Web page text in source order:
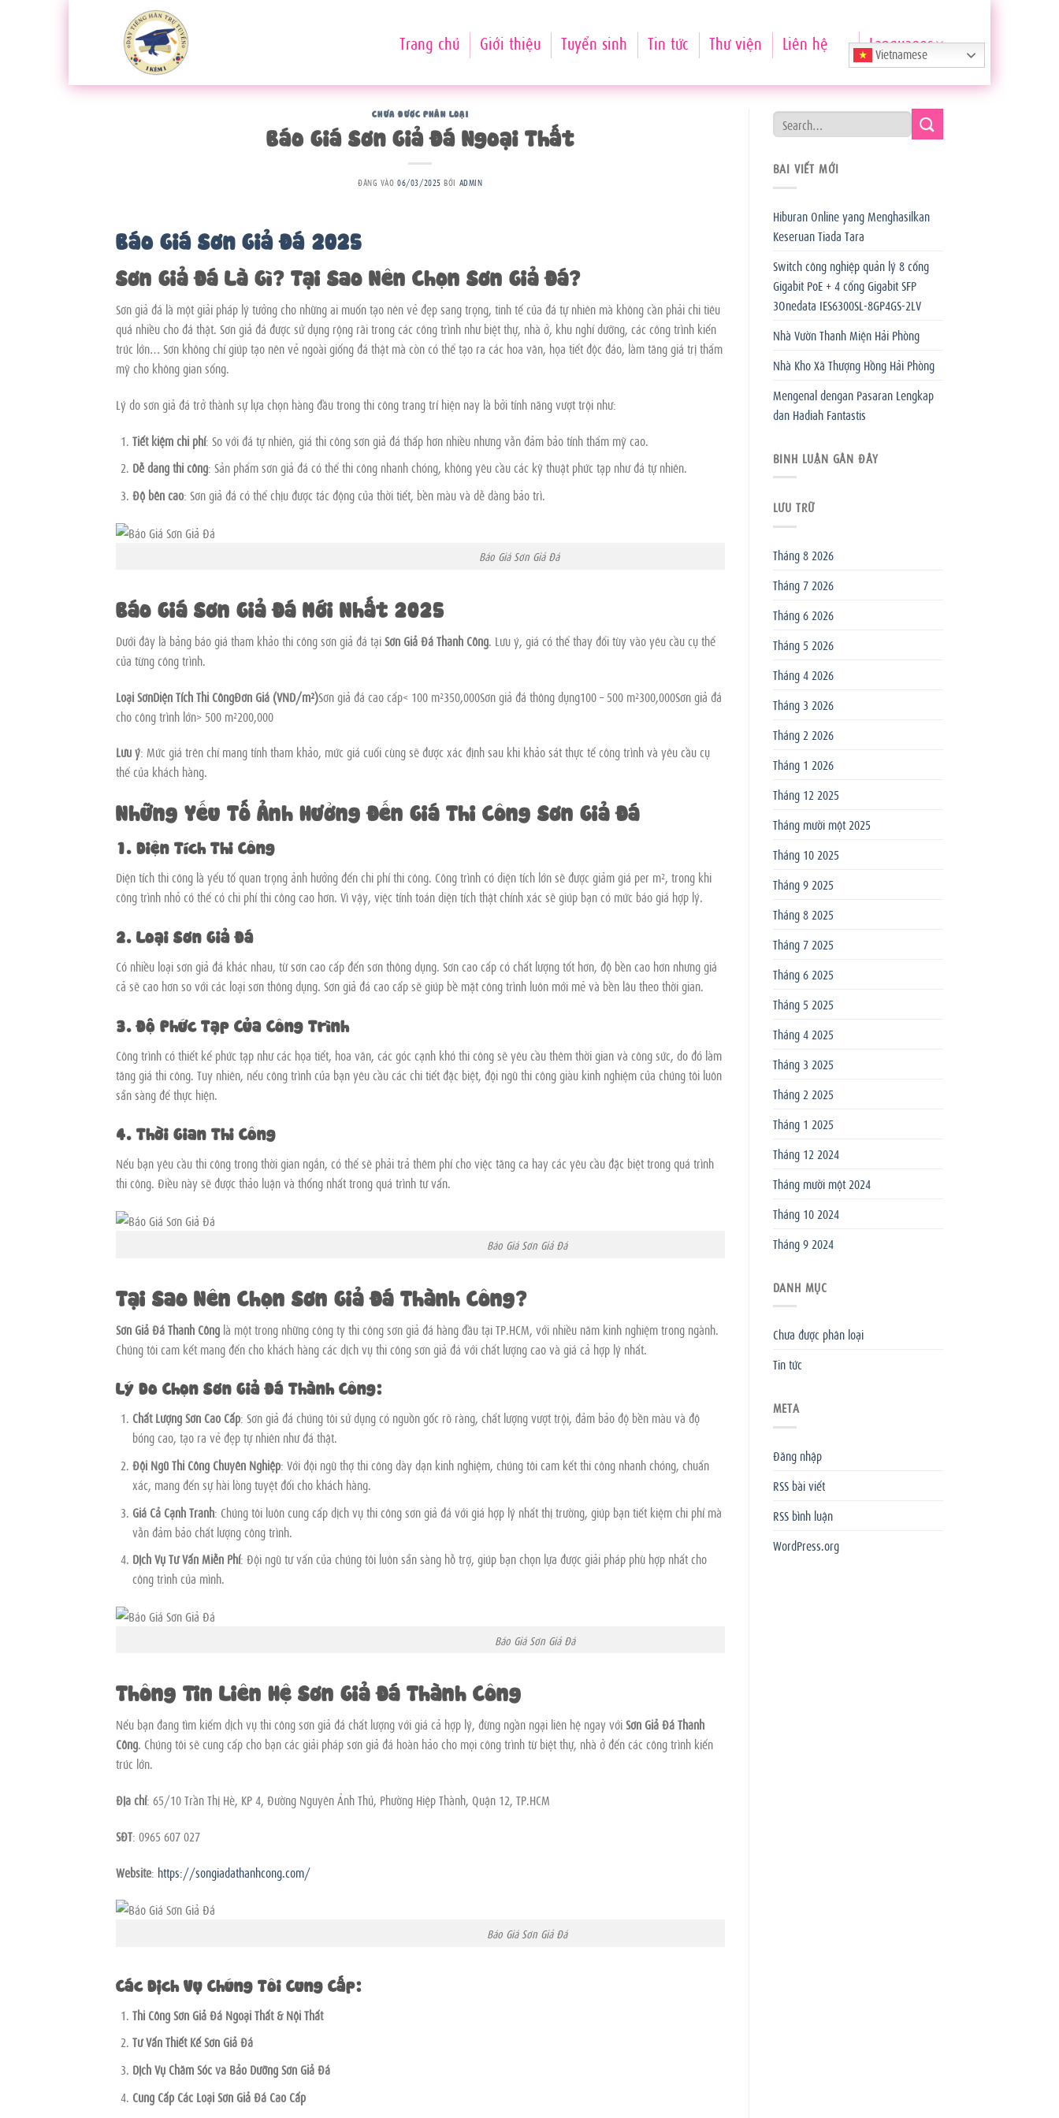
Trang chủ Giới thiệu Tuyển sinh Tin tức Thư viện Liên hệ Vietnamese
Languages
CHƯA ĐƯỢC PHÂN LOẠI
Báo Giá Sơn Giả Đá Ngoại Thất
ĐĂNG VÀO06/03/2025 BỞI ADMIN
Báo Giá Sơn Giả Đá 2025
Sơn Giả Đá Là Gì? Tại Sao Nên Chọn Sơn Giả Đá?
Sơn giả đá là một giải pháp lý tưởng cho những ai muốn tạo nên vẻ đẹp sang trọng, tinh tế của đá tự nhiên mà không cần phải chi tiêu
quá nhiều cho đá thật. Sơn giả đá được sử dụng rộng rãi trong các công trình như biệt thự, nhà ở, khu nghỉ dưỡng, các công trình kiến
trúc lớn… Sơn không chỉ giúp tạo nên vẻ ngoài giống đá thật mà còn có thể tạo ra các hoa văn, họa tiết độc đáo, làm tăng giá trị thẩm
mỹ cho không gian sống.
Lý do sơn giả đá trở thành sự lựa chọn hàng đầu trong thi công trang trí hiện nay là bởi tính năng vượt trội như:
Tiết kiệm chi phí: So với đá tự nhiên, giá thi công sơn giả đá thấp hơn nhiều nhưng vẫn đảm bảo tính thẩm mỹ cao.
Dễ dàng thi công: Sản phẩm sơn giả đá có thể thi công nhanh chóng, không yêu cầu các kỹ thuật phức tạp như đá tự nhiên.
Độ bền cao: Sơn giả đá có thể chịu được tác động của thời tiết, bền màu và dễ dàng bảo trì.
Báo Giá Sơn Giả Đá
Báo Giá Sơn Giả Đá Mới Nhất 2025
Dưới đây là bảng báo giá tham khảo thi công sơn giả đá tạiSơn Giả Đá Thành Công. Lưu ý, giá có thể thay đổi tùy vào yêu cầu cụ thể
của từng công trình.
Loại SơnDiện Tích Thi CôngĐơn Giá (VND/m²)Sơn giả đá cao cấp< 100 m²350,000Sơn giả đá thông dụng100 – 500 m²300,000Sơn giả đá
cho công trình lớn> 500 m²200,000
Lưu ý: Mức giá trên chỉ mang tính tham khảo, mức giá cuối cùng sẽ được xác định sau khi khảo sát thực tế công trình và yêu cầu cụ
thể của khách hàng.
Những Yếu Tố Ảnh Hưởng Đến Giá Thi Công Sơn Giả Đá
1. Diện Tích Thi Công
Diện tích thi công là yếu tố quan trọng ảnh hưởng đến chi phí thi công. Công trình có diện tích lớn sẽ được giảm giá per m², trong khi
công trình nhỏ có thể có chi phí thi công cao hơn. Vì vậy, việc tính toán diện tích thật chính xác sẽ giúp bạn có mức báo giá hợp lý.
2. Loại Sơn Giả Đá
Có nhiều loại sơn giả đá khác nhau, từ sơn cao cấp đến sơn thông dụng. Sơn cao cấp có chất lượng tốt hơn, độ bền cao hơn nhưng giá
cả sẽ cao hơn so với các loại sơn thông dụng. Sơn giả đá cao cấp sẽ giúp bề mặt công trình luôn mới mẻ và bền lâu theo thời gian.
3. Độ Phức Tạp Của Công Trình
Công trình có thiết kế phức tạp như các họa tiết, hoa văn, các góc cạnh khó thi công sẽ yêu cầu thêm thời gian và công sức, do đó làm
tăng giá thi công. Tuy nhiên, nếu công trình của bạn yêu cầu các chi tiết đặc biệt, đội ngũ thi công giàu kinh nghiệm của chúng tôi luôn
sẵn sàng để thực hiện.
4. Thời Gian Thi Công
Nếu bạn yêu cầu thi công trong thời gian ngắn, có thể sẽ phải trả thêm phí cho việc tăng ca hay các yêu cầu đặc biệt trong quá trình
thi công. Điều này sẽ được thảo luận và thống nhất trong quá trình tư vấn.
Báo Giá Sơn Giả Đá
Tại Sao Nên Chọn Sơn Giả Đá Thành Công?
Sơn Giả Đá Thành Công là một trong những công ty thi công sơn giả đá hàng đầu tại TP.HCM, với nhiều năm kinh nghiệm trong ngành.
Chúng tôi cam kết mang đến cho khách hàng các dịch vụ thi công sơn giả đá với chất lượng cao và giá cả hợp lý nhất.
Lý Do Chọn Sơn Giả Đá Thành Công:
Chất Lượng Sơn Cao Cấp: Sơn giả đá chúng tôi sử dụng có nguồn gốc rõ ràng, chất lượng vượt trội, đảm bảo độ bền màu và độ
bóng cao, tạo ra vẻ đẹp tự nhiên như đá thật.
Đội Ngũ Thi Công Chuyên Nghiệp: Với đội ngũ thợ thi công dày dạn kinh nghiệm, chúng tôi cam kết thi công nhanh chóng, chuẩn
xác, mang đến sự hài lòng tuyệt đối cho khách hàng.
Giá Cả Cạnh Tranh: Chúng tôi luôn cung cấp dịch vụ thi công sơn giả đá với giá hợp lý nhất thị trường, giúp bạn tiết kiệm chi phí mà
vẫn đảm bảo chất lượng công trình.
Dịch Vụ Tư Vấn Miễn Phí: Đội ngũ tư vấn của chúng tôi luôn sẵn sàng hỗ trợ, giúp bạn chọn lựa được giải pháp phù hợp nhất cho
công trình của mình.
Báo Giá Sơn Giả Đá
Thông Tin Liên Hệ Sơn Giả Đá Thành Công
Nếu bạn đang tìm kiếm dịch vụ thi công sơn giả đá chất lượng với giá cả hợp lý, đừng ngần ngại liên hệ ngay vớiSơn Giả Đá Thành
Công. Chúng tôi sẽ cung cấp cho bạn các giải pháp sơn giả đá hoàn hảo cho mọi công trình từ biệt thự, nhà ở đến các công trình kiến
trúc lớn.
Địa chỉ: 65/10 Trần Thị Hè, KP 4, Đường Nguyên Ảnh Thủ, Phường Hiệp Thành, Quận 12, TP.HCM
SĐT: 0965 607 027
Website: https://songiadathanhcong.com/
Báo Giá Sơn Giả Đá
Các Dịch Vụ Chúng Tôi Cung Cấp:
Thi Công Sơn Giả Đá Ngoại Thất & Nội Thất
Tư Vấn Thiết Kế Sơn Giả Đá
Dịch Vụ Chăm Sóc và Bảo Dưỡng Sơn Giả Đá
Cung Cấp Các Loại Sơn Giả Đá Cao Cấp
BÀI VIẾT MỚI
Hiburan Online yang Menghasilkan
Keseruan Tiada Tara
Switch công nghiệp quản lý 8 cổng
Gigabit PoE + 4 cổng Gigabit SFP
3Onedata IES6300SL-8GP4GS-2LV
Nhà Vườn Thanh Miện Hải Phòng
Nhà Kho Xã Thượng Hồng Hải Phòng
Mengenal dengan Pasaran Lengkap
dan Hadiah Fantastis
BÌNH LUẬN GẦN ĐÂY
LƯU TRỮ
Tháng 8 2026
Tháng 7 2026
Tháng 6 2026
Tháng 5 2026
Tháng 4 2026
Tháng 3 2026
Tháng 2 2026
Tháng 1 2026
Tháng 12 2025
Tháng mười một 2025
Tháng 10 2025
Tháng 9 2025
Tháng 8 2025
Tháng 7 2025
Tháng 6 2025
Tháng 5 2025
Tháng 4 2025
Tháng 3 2025
Tháng 2 2025
Tháng 1 2025
Tháng 12 2024
Tháng mười một 2024
Tháng 10 2024
Tháng 9 2024
DANH MỤC
Chưa được phân loại
Tin tức
META
Đăng nhập
RSS bài viết
RSS bình luận
WordPress.org